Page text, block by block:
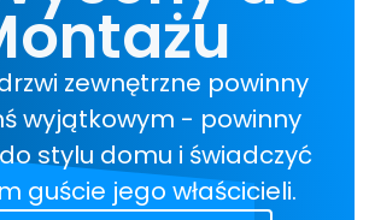
zewnętrzne powinny
wyjątkowym - powinny
stylu domu i świadczyć
guście jego właścicieli.